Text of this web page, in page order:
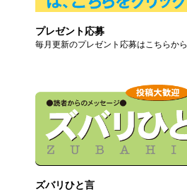
プレゼント応募
毎月更新のプレゼント応募はこちらから
ズバリひと言